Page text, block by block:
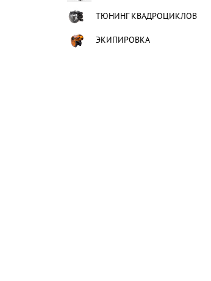
ТЮНИНГ КВАДРОЦИКЛОВ
ЭКИПИРОВКА